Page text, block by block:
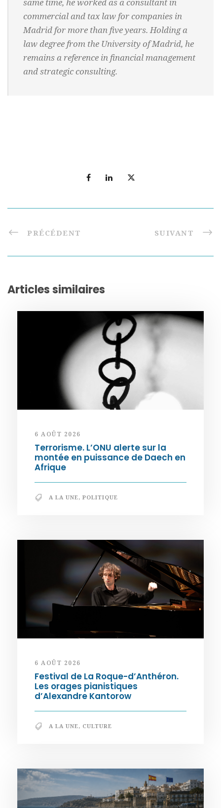
commercial and tax law for companies in
Madrid for more than five years. Holding a
law degree from the University of Madrid, he
remains a reference in financial management
and strategic consulting.
PRÉCÉDENT SUIVANT
Articles similaires
6 AOÛT 2026
Terrorisme. L’ONU alerte sur la
montée en puissance de Daech en
Afrique
A LA UNE, POLITIQUE
6 AOÛT 2026
Festival de La Roque-d’Anthéron.
Les orages pianistiques
d’Alexandre Kantorow
A LA UNE, CULTURE